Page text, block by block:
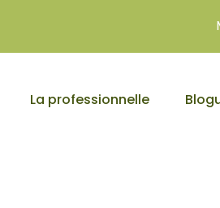
La professionnelle